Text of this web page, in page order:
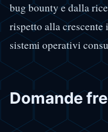
bug bounty e dalla
rispetto alla
sistemi operativi
Domande